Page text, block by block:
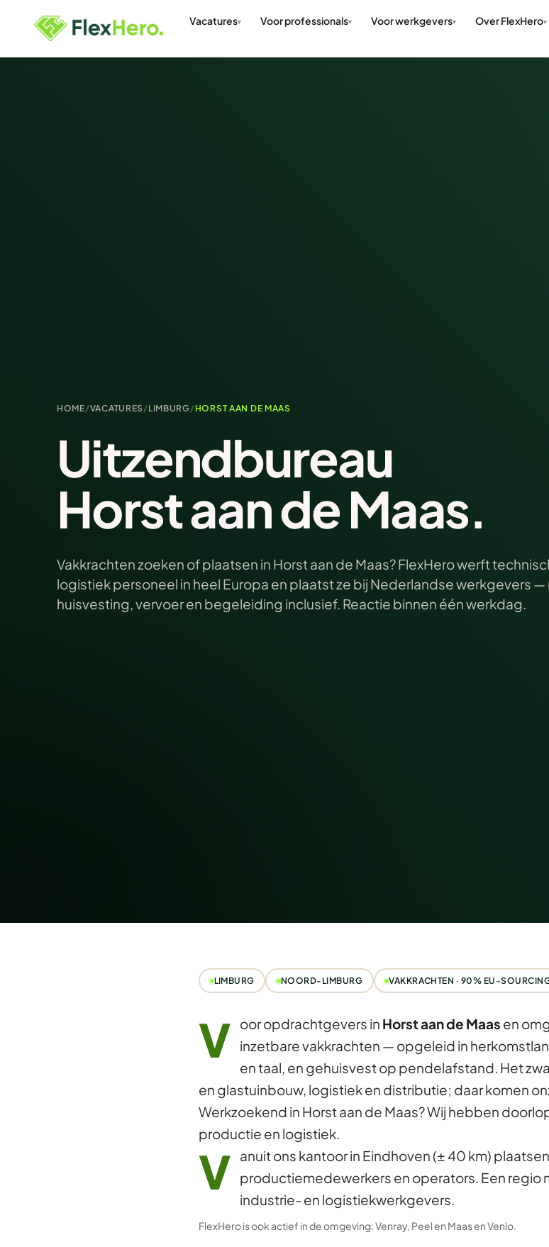
Vacatures Voor professionals Voor werkgevers Over FlexHero
HOME/VACATURES / LIMBURG/ HORST AAN DE MAAS
Uitzendbureau
Horst aan de Maas.
Vakkrachten zoeken of plaatsen in Horst aan de Maas? FlexHero werft
logistiek personeel in heel Europa en plaatst ze bij Nederlandse werkgevers —
huisvesting, vervoer en begeleiding inclusief. Reactie binnen één werkdag.
LIMBURG NOORD-LIMBURG VAKKRACHTEN · 90% EU-
V oor opdrachtgevers in Horst aan de Maas en
inzetbare vakkrachten — opgeleid in
en taal, en gehuisvest op pendelafstand. Het
en glastuinbouw, logistiek en distributie; daar komen
Werkzoekend in Horst aan de Maas? Wij hebben
productie en logistiek.
V anuit ons kantoor in Eindhoven (± 40 km)
productiemedewerkers en operators. Een regio
industrie- en logistiekwerkgevers.
FlexHero is ook actief in de omgeving:Venray, Peel en MaasenVenlo.